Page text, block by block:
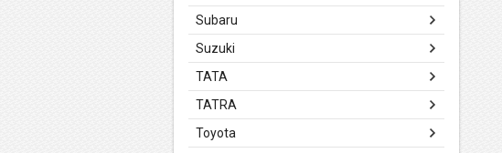
Subaru
Suzuki
TATA
TATRA
Toyota